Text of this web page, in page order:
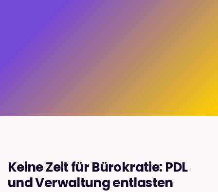
Keine Zeit für Bürokratie: PDL
und Verwaltung entlasten